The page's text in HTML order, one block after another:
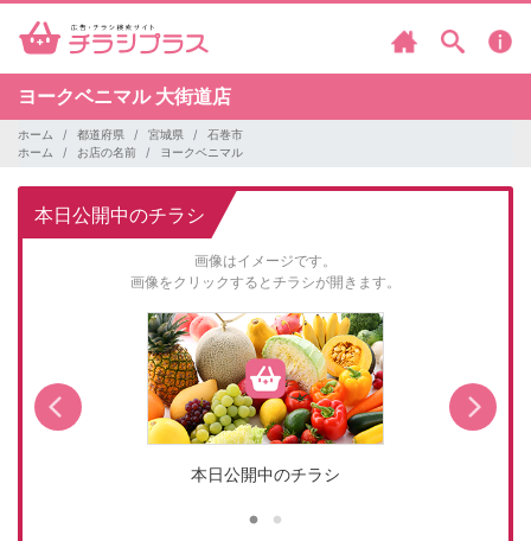
ヨークベニマル 大街道店
ホーム 都道府県 宮城県
石巻市
ホーム
お店の名前 ヨークベニマル
本日公開中のチラシ
画像はイメージです。
画像をクリックするとチラシが開きます。
本日公開中のチラシ